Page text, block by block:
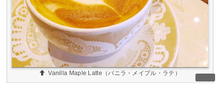
Vanilla Maple Latte（バニラ・メイプル・ラテ）